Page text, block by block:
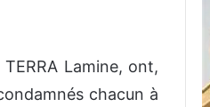
Lamine, ont,
chacun à